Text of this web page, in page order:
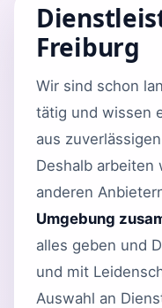
Freiburg
Wir sind schon
tätig und wissen
aus
Deshalb arbeiten
anderen
Umgebung
alles geben und
und mit
Auswahl an